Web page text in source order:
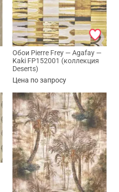
Обои Pierre Frey — Agafay —
Kaki FP152001 (коллекция
Deserts)
Цена по запросу